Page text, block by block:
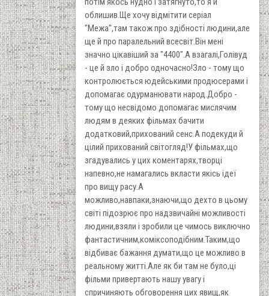
облишив.Ще хочу відмітити серіал
"Межа",там також про здібності людини,але
ще й про паралельний всесвіт.Він мені
значно цікавіший за "4400".А взагалі,Голівуд
- це й зло і добро одночасно!Зло - тому що
контролюється юдейськими продюсерами і
допомагає одурманювати народ.Добро -
тому що несвідомо допомагає мислячим
людям в деяких фільмах бачити
додатковий,прихований сенс.А подекуди й
цілий прихований світогляд!У фільмах,що
згадувались у цих коментарях,творці
напевно,не намагались вкласти якісь ідеї
про вищу расу.А
можливо,навпаки,знаючи,що дехто в цьому
світі підозрює про надзвичайні можливості
людини,взяли і зробили це чимось виключно
фантастичним,коміксоподібним.Таким,що
відбиває бажання думати,що це можливо в
реальному житті.Але як би там не було,ці
фільми привертають нашу увагу і
спричиняють обговорення цих явищ,як